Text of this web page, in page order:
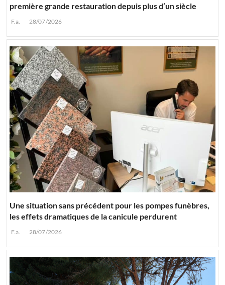
première grande restauration depuis plus d’un siècle
F.a. 28/07/2026
Une situation sans précédent pour les pompes funèbres,
les effets dramatiques de la canicule perdurent
F.a. 28/07/2026